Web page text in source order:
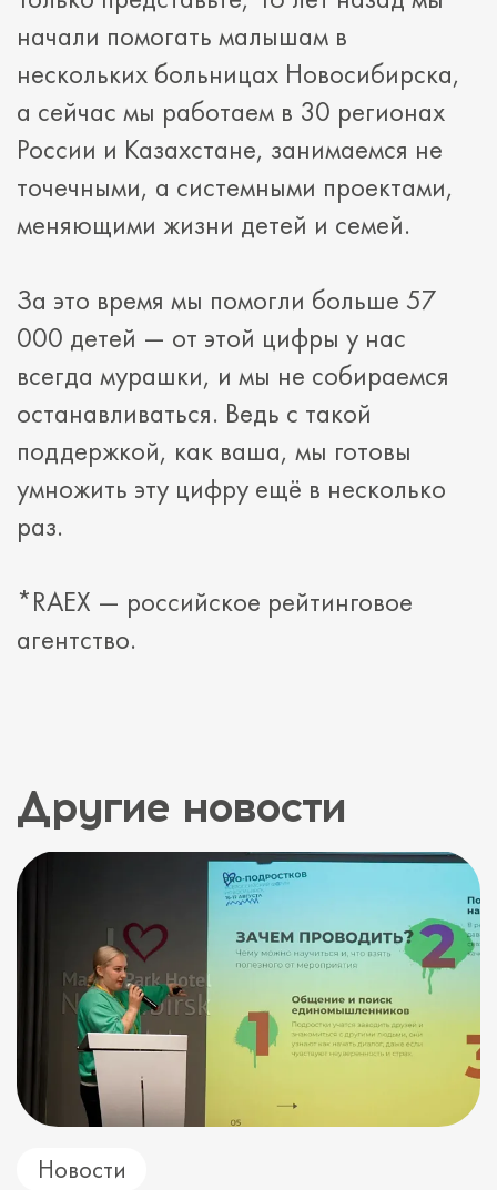
начали помогать малышам в
нескольких больницах Новосибирска,
а сейчас мы работаем в 30 регионах
России и Казахстане, занимаемся не
точечными, а системными проектами,
меняющими жизни детей и семей.
За это время мы помогли больше 57
000 детей — от этой цифры у нас
всегда мурашки, и мы не собираемся
останавливаться. Ведь с такой
поддержкой, как ваша, мы готовы
умножить эту цифру ещё в несколько
раз.
*RAEX — российское рейтинговое
агентство.
Другие новости
Новости